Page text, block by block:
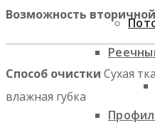
Возможность
Способ очистки Сухая
влажная губка